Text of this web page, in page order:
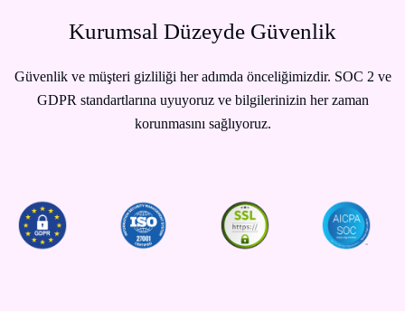
Kurumsal Düzeyde Güvenlik
Güvenlik ve müşteri gizliliği her adımda önceliğimizdir. SOC 2 ve
GDPR standartlarına uyuyoruz ve bilgilerinizin her zaman
korunmasını sağlıyoruz.